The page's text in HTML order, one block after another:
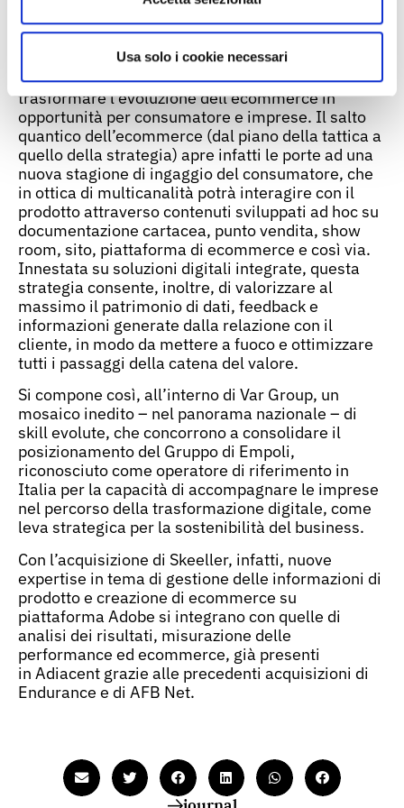
Usa solo i cookie necessari
inizio!”, rileva Tommaso Galmacci, CEO Skeeller.
Con l’acquisizione di Skeeller da parte
di Adiacent e Var Group, si celebra la nascita
dell’unico Hub di competenza in grado di
trasformare l’evoluzione dell’ecommerce in
opportunità per consumatore e imprese. Il salto
quantico dell’ecommerce (dal piano della tattica a
quello della strategia) apre infatti le porte ad una
nuova stagione di ingaggio del consumatore, che
in ottica di multicanalità potrà interagire con il
prodotto attraverso contenuti sviluppati ad hoc su
documentazione cartacea, punto vendita, show
room, sito, piattaforma di ecommerce e così via.
Innestata su soluzioni digitali integrate, questa
strategia consente, inoltre, di valorizzare al
massimo il patrimonio di dati, feedback e
informazioni generate dalla relazione con il
cliente, in modo da mettere a fuoco e ottimizzare
tutti i passaggi della catena del valore.
Si compone così, all’interno di Var Group, un
mosaico inedito – nel panorama nazionale – di
skill evolute, che concorrono a consolidare il
posizionamento del Gruppo di Empoli,
riconosciuto come operatore di riferimento in
Italia per la capacità di accompagnare le imprese
nel percorso della trasformazione digitale, come
leva strategica per la sostenibilità del business.
Con l’acquisizione di Skeeller, infatti, nuove
expertise in tema di gestione delle informazioni di
prodotto e creazione di ecommerce su
piattaforma Adobe si integrano con quelle di
analisi dei risultati, misurazione delle
performance ed ecommerce, già presenti
in Adiacent grazie alle precedenti acquisizioni di
Endurance e di AFB Net.​